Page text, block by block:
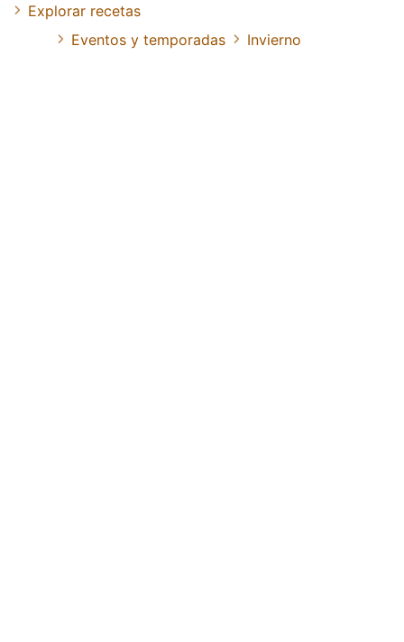
Explorar recetas
Eventos y temporadas
Invierno